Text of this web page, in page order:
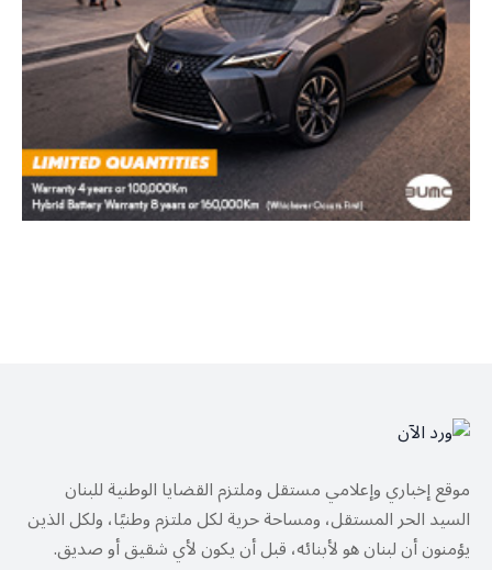
موقع إخباري وإعلامي مستقل وملتزم القضايا الوطنية للبنان
السيد الحر المستقل، ومساحة حرية لكل ملتزم وطنيًا، ولكل الذين
يؤمنون أن لبنان هو لأبنائه، قبل أن يكون لأي شقيق أو صديق.